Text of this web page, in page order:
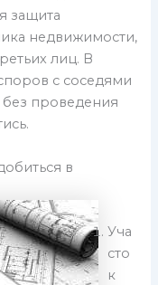
защита
недвижимости,
лиц. В
с соседями
без проведения
в
Уча
сто
к